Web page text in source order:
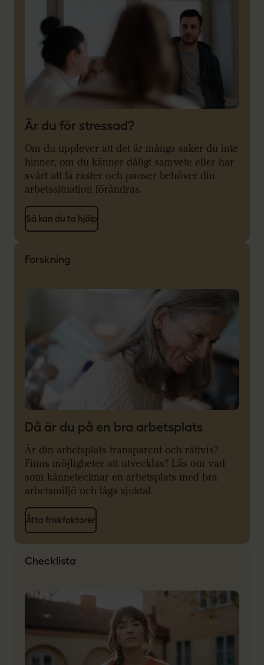
Är du för stressad?
Om du upplever att det är många saker du inte
hinner, om du känner dåligt samvete eller har
svårt att få raster och pauser behöver din
arbetssituation förändras.
Så kan du ta hjälp
Forskning
Då är du på en bra arbetsplats
Är din arbetsplats transparent och rättvis?
Finns möjligheter att utvecklas? Läs om vad
som kännetecknar en arbetsplats med bra
arbetsmiljö och låga sjuktal.
Åtta friskfaktorer
Checklista